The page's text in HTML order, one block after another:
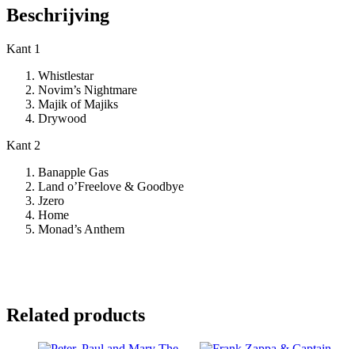
Beschrijving
Kant 1
Whistlestar
Novim’s Nightmare
Majik of Majiks
Drywood
Kant 2
Banapple Gas
Land o’Freelove & Goodbye
Jzero
Home
Monad’s Anthem
Related products